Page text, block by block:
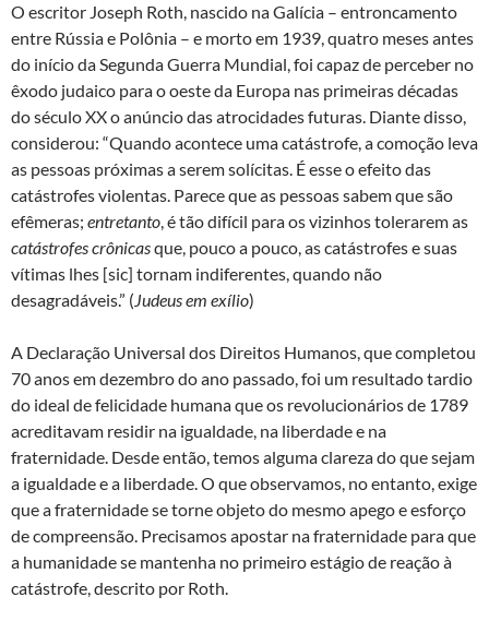
O escritor Joseph Roth, nascido na Galícia – entroncamento
entre Rússia e Polônia – e morto em 1939, quatro meses antes
do início da Segunda Guerra Mundial, foi capaz de perceber no
êxodo judaico para o oeste da Europa nas primeiras décadas
do século XX o anúncio das atrocidades futuras. Diante disso,
considerou: “Quando acontece uma catástrofe, a comoção leva
as pessoas próximas a serem solícitas. É esse o efeito das
catástrofes violentas. Parece que as pessoas sabem que são
efêmeras; entretanto, é tão difícil para os vizinhos tolerarem as
catástrofes crônicasque, pouco a pouco, as catástrofes e suas
vítimas lhes [sic] tornam indiferentes, quando não
desagradáveis.” (Judeus em exílio)
A Declaração Universal dos Direitos Humanos, que completou
70 anos em dezembro do ano passado, foi um resultado tardio
do ideal de felicidade humana que os revolucionários de 1789
acreditavam residir na igualdade, na liberdade e na
fraternidade. Desde então, temos alguma clareza do que sejam
a igualdade e a liberdade. O que observamos, no entanto, exige
que a fraternidade se torne objeto do mesmo apego e esforço
de compreensão. Precisamos apostar na fraternidade para que
a humanidade se mantenha no primeiro estágio de reação à
catástrofe, descrito por Roth.